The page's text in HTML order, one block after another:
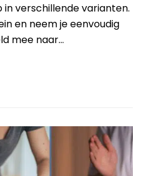
in verschillende varianten.
en neem je eenvoudig
mee naar…